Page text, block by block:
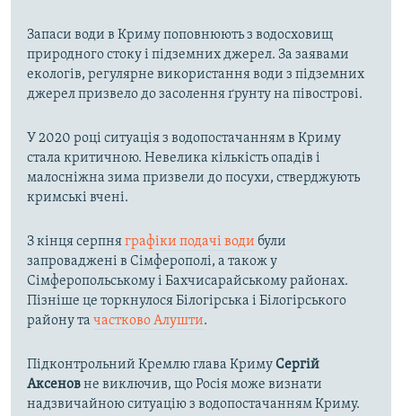
Запаси води в Криму поповнюють з водосховищ
природного стоку і підземних джерел. За заявами
екологів, регулярне використання води з підземних
джерел призвело до засолення ґрунту на півострові.
У 2020 році ситуація з водопостачанням в Криму
стала критичною. Невелика кількість опадів і
малосніжна зима призвели до посухи, стверджують
кримські вчені.
З кінця серпняграфіки подачі води були
запроваджені в Сімферополі, а також у
Сімферопольському і Бахчисарайському районах.
Пізніше це торкнулося Білогірська і Білогірського
району та частково Алушти.
Підконтрольний Кремлю глава КримуСергій
Аксеновне виключив, що Росія може визнати
надзвичайною ситуацію з водопостачанням Криму.